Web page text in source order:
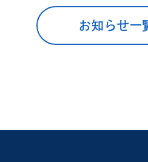
お知らせ一